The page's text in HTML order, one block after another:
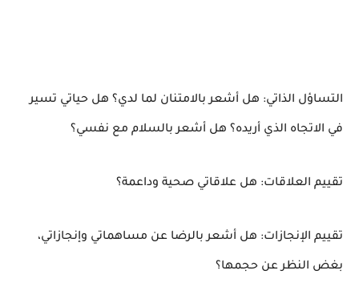
التساؤل الذاتي: هل أشعر بالامتنان لما لدي؟ هل حياتي تسير
في الاتجاه الذي أريده؟ هل أشعر بالسلام مع نفسي؟
تقييم العلاقات: هل علاقاتي صحية وداعمة؟
تقييم الإنجازات: هل أشعر بالرضا عن مساهماتي وإنجازاتي،
بغض النظر عن حجمها؟